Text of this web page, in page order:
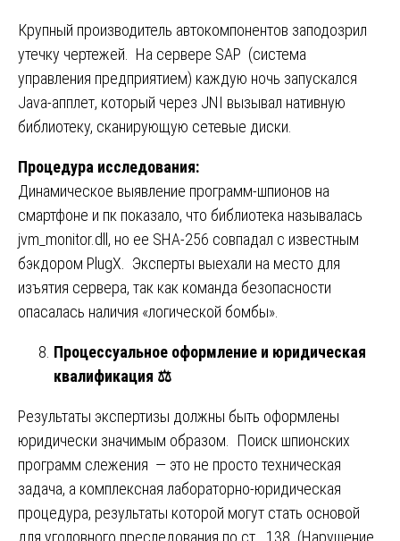
Крупный производитель автокомпонентов заподозрил
утечку чертежей. На сервере SAP (система
управления предприятием) каждую ночь запускался
Java-апплет, который через JNI вызывал нативную
библиотеку, сканирующую сетевые диски.
Процедура исследования:
Динамическое выявление программ-шпионов на
смартфоне и пк показало, что библиотека называлась
jvm_monitor.dll, но ее SHA-256 совпадал с известным
бэкдором PlugX. Эксперты выехали на место для
изъятия сервера, так как команда безопасности
опасалась наличия «логической бомбы».
Процессуальное оформление и юридическая
квалификация ⚖️
Результаты экспертизы должны быть оформлены
юридически значимым образом. Поиск шпионских
программ слежения — это не просто техническая
задача, а комплексная лабораторно-юридическая
процедура, результаты которой могут стать основой
для уголовного преследования по ст. 138 (Нарушение